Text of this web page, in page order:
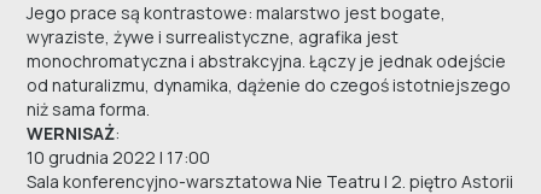
Jego prace są kontrastowe: malarstwo jest bogate,
wyraziste, żywe i surrealistyczne, agrafika jest
monochromatyczna i abstrakcyjna. Łączy je jednak odejście
od naturalizmu, dynamika, dążenie do czegoś istotniejszego
niż sama forma.
WERNISAŻ:
10 grudnia 2022 | 17:00
Sala konferencyjno-warsztatowa Nie Teatru | 2. piętro Astorii